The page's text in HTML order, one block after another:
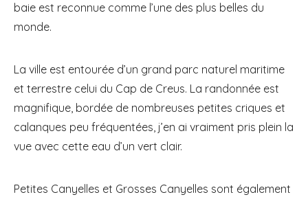
baie est reconnue comme l’une des plus belles du
monde.
La ville est entourée d’un grand parc naturel maritime
et terrestre celui du Cap de Creus. La randonnée est
magnifique, bordée de nombreuses petites criques et
calanques peu fréquentées, j’en ai vraiment pris plein la
vue avec cette eau d’un vert clair.
Petites Canyelles et Grosses Canyelles sont également